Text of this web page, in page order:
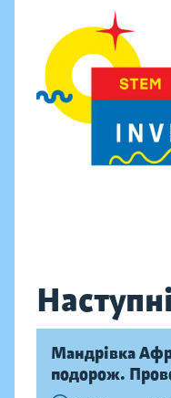
Мандрівка
подорож.